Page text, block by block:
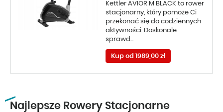
Kettler AVIOR M BLACK to rower
stacjonarny, który pomoże Ci
przekonać się do codziennych
aktywności. Doskonale
sprawd...
Kup od 1989,00 zł
Najlepsze Rowery Stacjonarne